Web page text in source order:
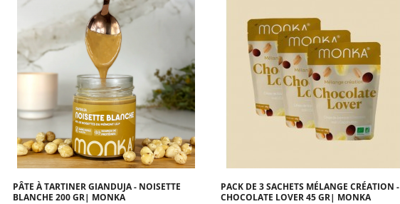
PÂTE À TARTINER GIANDUJA - NOISETTE
BLANCHE 200 GR| MONKA
PACK DE 3 SACHETS MÉLANGE CRÉATION -
CHOCOLATE LOVER 45 GR| MONKA